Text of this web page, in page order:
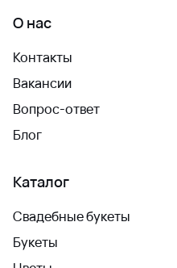
О нас
Контакты
Вакансии
Вопрос-ответ
Блог
Каталог
Свадебные букеты
Букеты